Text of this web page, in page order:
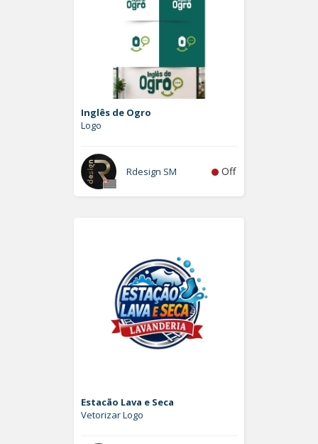
Inglês de Ogro
Logo
Rdesign SM Off
Estacão Lava e Seca
Vetorizar Logo